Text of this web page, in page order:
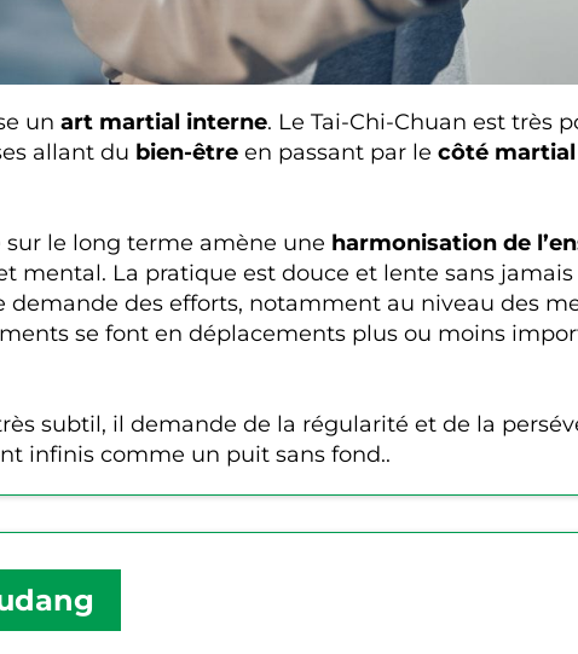
un art martial interne. Le Tai-Chi-Chuan est très
allant du bien-être en passant par le côté
sur le long terme amène une harmonisation de
mental. La pratique est douce et lente sans
demande des efforts, notamment au niveau des
se font en déplacements plus ou moins
subtil, il demande de la régularité et de la
infinis comme un puit sans fond..